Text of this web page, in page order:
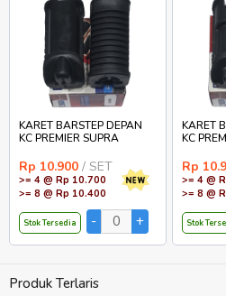
KARET BARSTEP DEPAN
KC PREMIER SUPRA
Rp 10.900 / SET
>= 4 @ Rp 10.700
>= 8 @ Rp 10.400
Stok Tersedia
KARET
KC
Rp
>= 4 @
>= 8 @
Stok
Produk Terlaris